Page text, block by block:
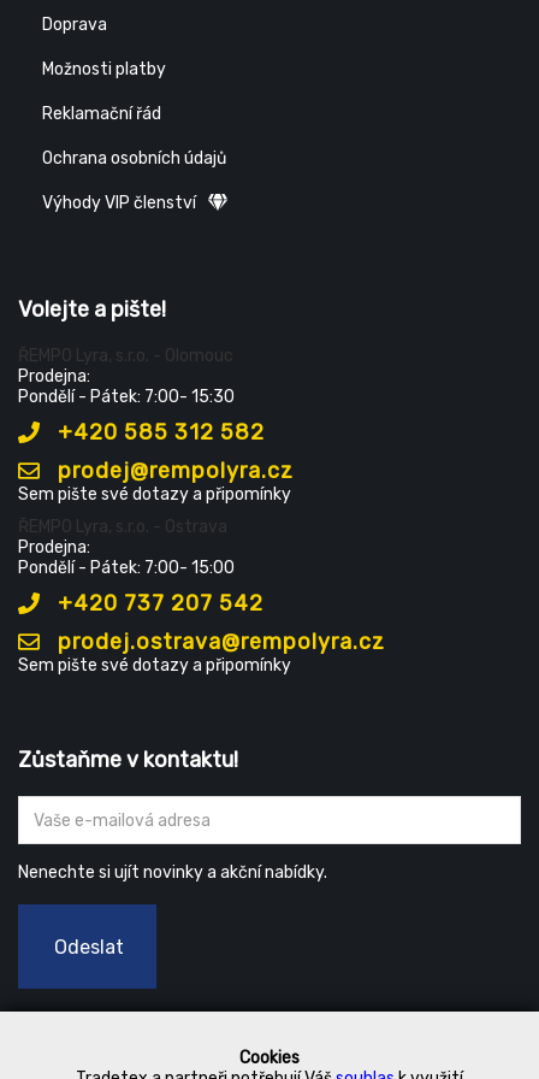
Cookies
Doprava
Možnosti platby
Reklamační řád
Ochrana osobních údajů
Výhody VIP členství
Volejte a pište!
ŘEMPO Lyra, s.r.o. - Olomouc
Prodejna:
Pondělí - Pátek: 7:00- 15:30
+420 585 312 582
prodej@rempolyra.cz
Sem pište své dotazy a připomínky
ŘEMPO Lyra, s.r.o. - Ostrava
Prodejna:
Pondělí - Pátek: 7:00- 15:00
+420 737 207 542
prodej.ostrava@rempolyra.cz
Sem pište své dotazy a připomínky
Zůstaňme v kontaktu!
Nenechte si ujít novinky a akční nabídky.
Odeslat